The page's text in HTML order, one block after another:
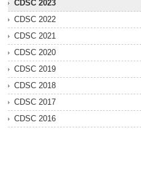
CDSC 2023
CDSC 2022
CDSC 2021
CDSC 2020
CDSC 2019
CDSC 2018
CDSC 2017
CDSC 2016